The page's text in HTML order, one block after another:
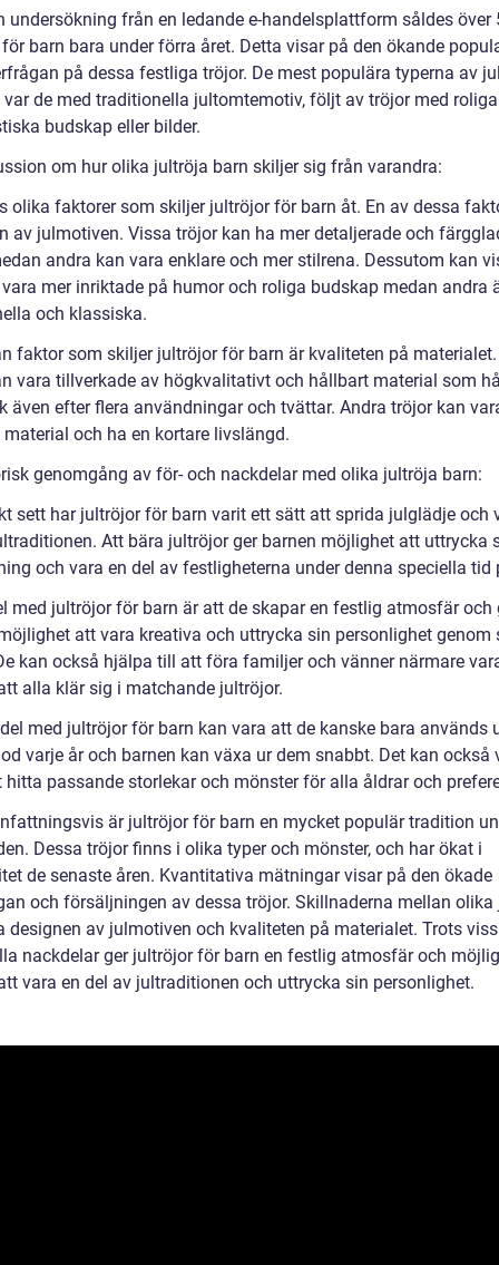
undersökning från en ledande e-handelsplattform såldes över
barn bara under förra året. Detta visar på den ökande
på dessa festliga tröjor. De mest populära typerna av
de med traditionella jultomtemotiv, följt av tröjor med
budskap eller bilder.
om hur olika jultröja barn skiljer sig från varandra:
olika faktorer som skiljer jultröjor för barn åt. En av dessa
av julmotiven. Vissa tröjor kan ha mer detaljerade och
andra kan vara enklare och mer stilrena. Dessutom kan
mer inriktade på humor och roliga budskap medan andra
och klassiska.
faktor som skiljer jultröjor för barn är kvaliteten på
vara tillverkade av högkvalitativt och hållbart material som
även efter flera användningar och tvättar. Andra tröjor kan
och ha en kortare livslängd.
genomgång av för- och nackdelar med olika jultröja barn:
sett har jultröjor för barn varit ett sätt att sprida julglädje och
Att bära jultröjor ger barnen möjlighet att uttrycka
och vara en del av festligheterna under denna speciella tid
med jultröjor för barn är att de skapar en festlig atmosfär och
att vara kreativa och uttrycka sin personlighet genom
kan också hjälpa till att föra familjer och vänner närmare
alla klär sig i matchande jultröjor.
med jultröjor för barn kan vara att de kanske bara används
varje år och barnen kan växa ur dem snabbt. Det kan också
hitta passande storlekar och mönster för alla åldrar och
är jultröjor för barn en mycket populär tradition
Dessa tröjor finns i olika typer och mönster, och har ökat i
de senaste åren. Kvantitativa mätningar visar på den ökade
och försäljningen av dessa tröjor. Skillnaderna mellan
designen av julmotiven och kvaliteten på materialet. Trots
nackdelar ger jultröjor för barn en festlig atmosfär och
vara en del av jultraditionen och uttrycka sin personlighet.